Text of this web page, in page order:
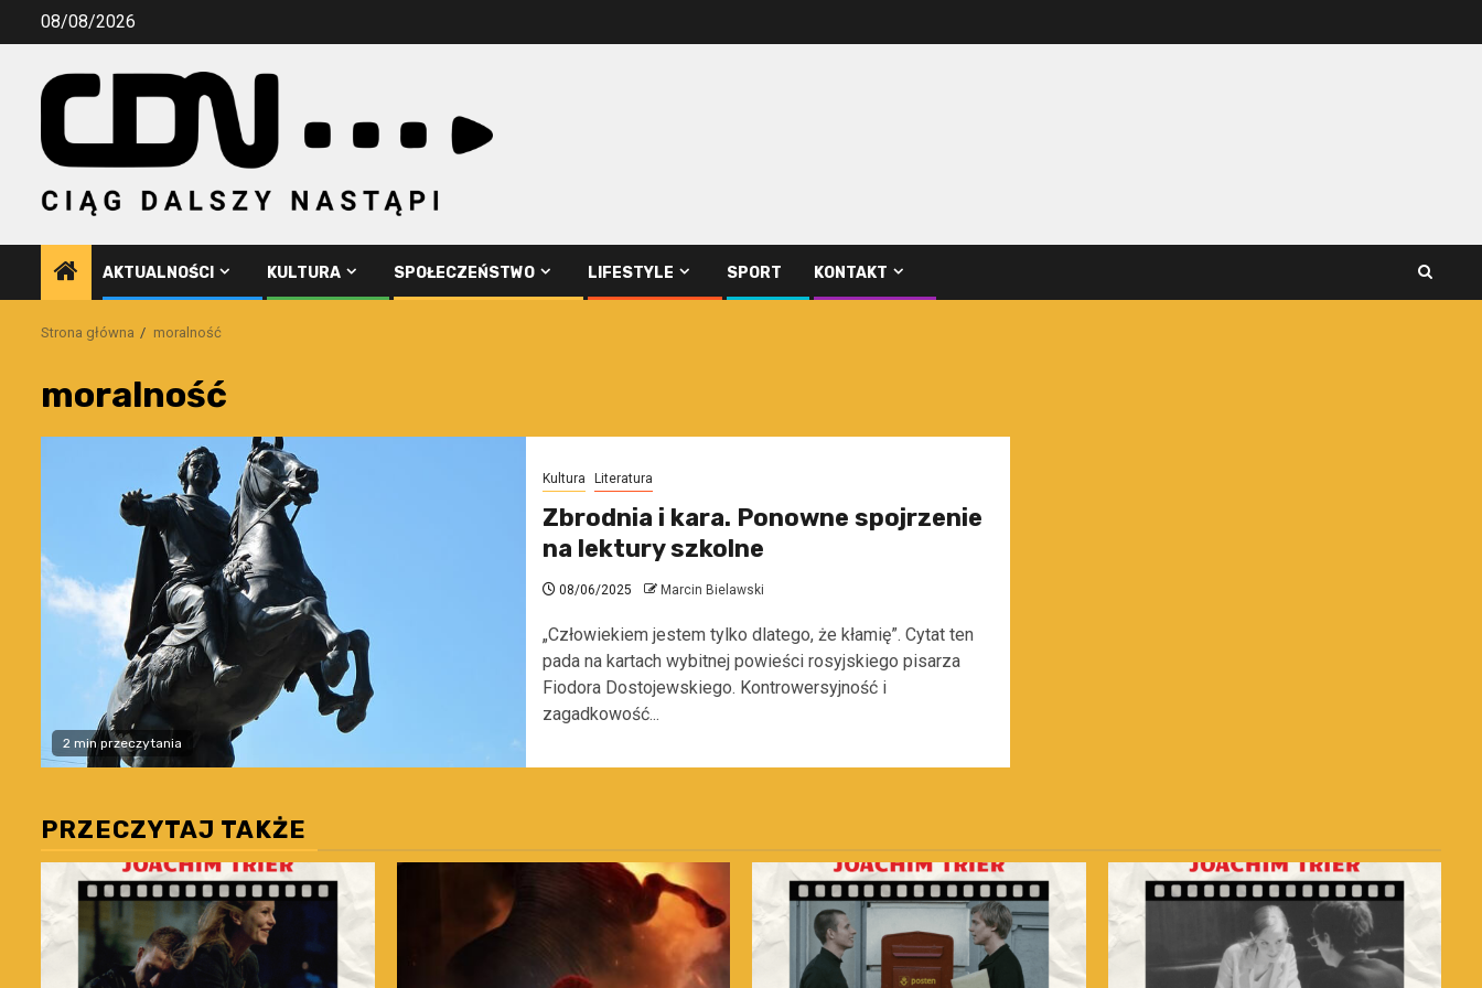
Przejdź08/08/2026
AKTUALNOŚCI KULTURA SPOŁECZEŃSTWO LIFESTYLE SPORT KONTAKT
Strona główna moralność
moralność
2 min przeczytania
Kultura Literatura
Zbrodnia i kara. Ponowne spojrzenie
na lektury szkolne
08/06/2025 Marcin Bielawski
„Człowiekiem jestem tylko dlatego, że kłamię”. Cytat ten
pada na kartach wybitnej powieści rosyjskiego pisarza
Fiodora Dostojewskiego. Kontrowersyjność i
zagadkowość...
PRZECZYTAJ TAKŻE